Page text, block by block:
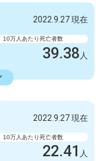
249
2022.9.27 現在
10万人あたり死亡者数
39.38 人
522
2022.9.27 現在
10万人あたり死亡者数
22.41 人